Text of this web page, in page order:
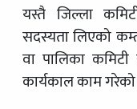
यस्तै जिल्ला
सदस्यता लिएको
वा पालिका
कार्यकाल काम